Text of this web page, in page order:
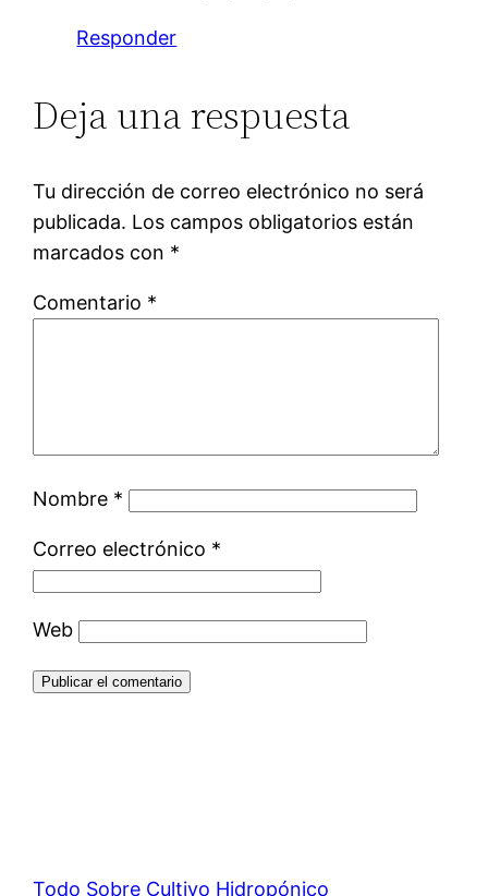
Responder
Deja una respuesta
Tu dirección de correo electrónico no será
publicada. Los campos obligatorios están
marcados con *
Comentario *
Nombre *
Correo electrónico *
Web
Todo Sobre Cultivo Hidropónico